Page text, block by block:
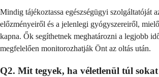
Mindig tájékoztassa egészségügyi szolgáltatóját
előzményeiről és a jelenlegi gyógyszereiről,
kapna. Ők segíthetnek meghatározni a legjobb
megfelelően monitorozhatják Önt az oltás után.
Q2. Mit tegyek, ha véletlenül túl sokat